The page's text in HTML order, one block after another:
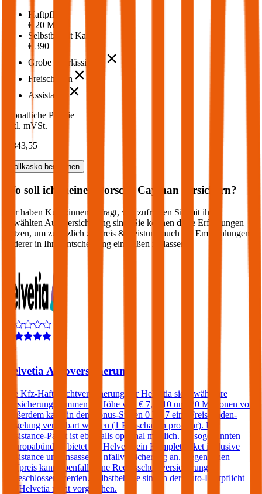
Haftpflicht
€ 20 Mio.
Selbstbehalt Kasko
€ 390
Grobe Fahrlässigkeit
Freischaden
Assistance
Monatliche Prämie
inkl. mVSt.
€ 343,55
Vollkasko berechnen
Wo soll ich meinen Porsche Cayman versichern?
Wir haben Kund:innen befragt, wie zufrieden Sie mit ihrer
gewählten Autoversicherung sind. Sie können diese Erfahrungen
nutzen, um zusätzlich zu Preis & Leistung auch die Empfehlungen
anderer in Ihre Entscheidung einfließen zu lassen:
4,4
Helvetia Autoversicherung
Die Kfz-Haftpflichtversicherung der Helvetia sieht wählbare
Versicherungssummen in Höhe von € 7,6, 10 und 20 Millionen vor.
Außerdem kann in den Bonus-Stufen 0 bis 7 eine Freischaden-
Regelung vereinbart werden (1 Freischaden pro Jahr). Ein
Assistance-Paket ist ebenfalls optional möglich. Im sogenannten
„Europabündel“ bietet die Helvetia ein Komplettpaket inklusive
Assistance und Insassen-Unfallversicherung an. Gegen einen
Aufpreis kann ebenfalls eine Rechtsschutzversicherung
abgeschlossen werden. Selbstbehalte sind in der Auto-Haftpflicht
der Helvetia nicht vorgesehen.